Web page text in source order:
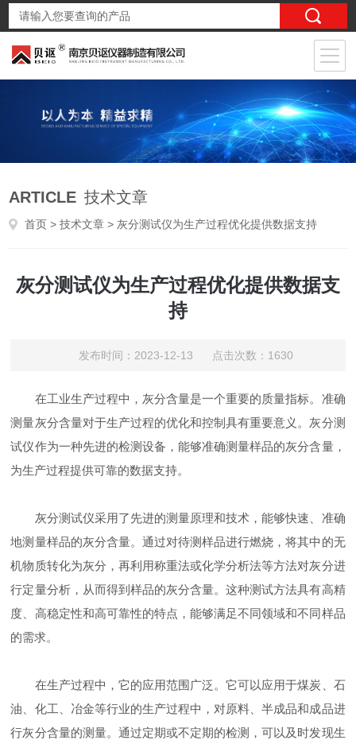
ARTICLE 技术文章
首页 >技术文章 > 灰分测试仪为生产过程优化提供数据支持
灰分测试仪为生产过程优化提供数据支
持
发布时间：2023-12-13 点击次数：1630
在工业生产过程中，灰分含量是一个重要的质量指标。准确
测量灰分含量对于生产过程的优化和控制具有重要意义。灰分测
试仪作为一种先进的检测设备，能够准确测量样品的灰分含量，
为生产过程提供可靠的数据支持。
灰分测试仪采用了先进的测量原理和技术，能够快速、准确
地测量样品的灰分含量。通过对待测样品进行燃烧，将其中的无
机物质转化为灰分，再利用称重法或化学分析法等方法对灰分进
行定量分析，从而得到样品的灰分含量。这种测试方法具有高精
度、高稳定性和高可靠性的特点，能够满足不同领域和不同样品
的需求。
在生产过程中，它的应用范围广泛。它可以应用于煤炭、石
油、化工、冶金等行业的生产过程中，对原料、半成品和成品进
行灰分含量的测量。通过定期或不定期的检测，可以及时发现生